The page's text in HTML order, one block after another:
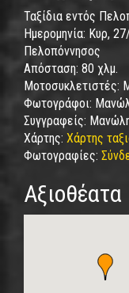
Ταξίδια εντός
Ημερομηνία: Κυρ,
Πελοπόννησος
Απόσταση: 80 χλμ.
Μοτοσυκλετιστές:
Φωτογράφοι:
Συγγραφείς:
Χάρτης: Χάρτης
Φωτογραφίες:
Αξιοθέατα